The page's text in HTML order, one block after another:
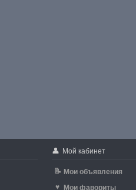
👤 Мой кабинет
📝 Мои объявления
♥
Мои фавориты